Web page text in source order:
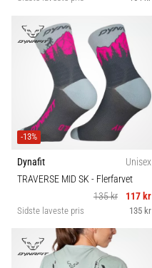
-13%
Dynafit
Unisex
TRAVERSE MID SK- Flerfarvet
135 kr
117 kr
Sidste laveste pris 135 kr